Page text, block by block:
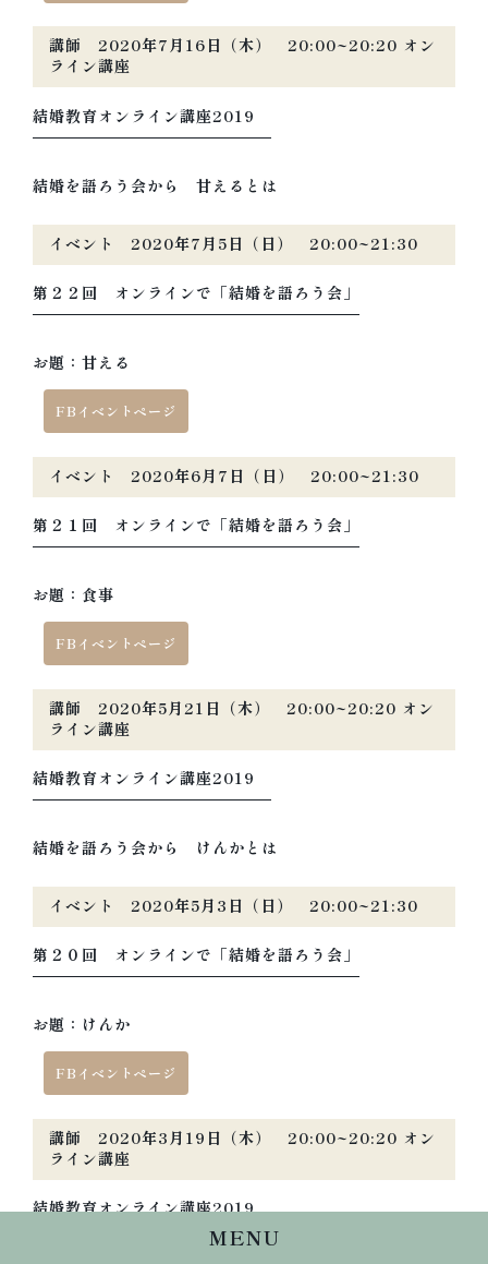
講師 2020年7月16日（木） 20:00~20:20 オン
ライン講座
結婚教育オンライン講座2019
結婚を語ろう会から 甘えるとは
イベント 2020年7月5日（日） 20:00~21:30
第２２回 オンラインで「結婚を語ろう会」
お題：甘える
FBイベントページ
イベント 2020年6月7日（日） 20:00~21:30
第２１回 オンラインで「結婚を語ろう会」
お題：食事
FBイベントページ
講師 2020年5月21日（木） 20:00~20:20 オン
ライン講座
結婚教育オンライン講座2019
結婚を語ろう会から けんかとは
イベント 2020年5月3日（日） 20:00~21:30
第２０回 オンラインで「結婚を語ろう会」
お題：けんか
FBイベントページ
講師 2020年3月19日（木） 20:00~20:20 オン
ライン講座
結婚教育オンライン講座2019
MENU